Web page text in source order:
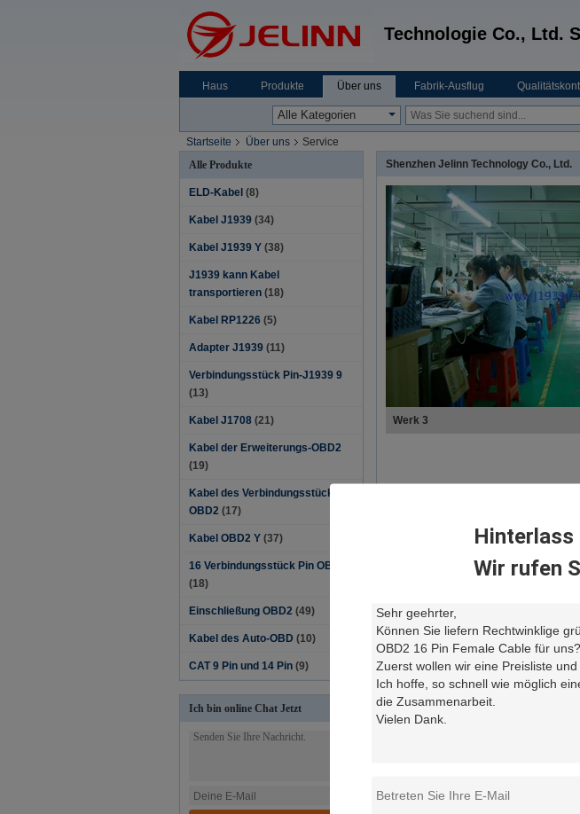
Hinterlass
Wir rufen
Technologie Co., Ltd.
Haus Produkte Über uns Fabrik-Ausflug
Startseite Über uns
Service
Alle Produkte
ELD-Kabel (8)
Kabel J1939 (34)
Kabel J1939 Y (38)
J1939 kann Kabel
transportieren (18)
Kabel RP1226 (5)
Adapter J1939 (11)
Verbindungsstück Pin-J1939 9
(13)
Kabel J1708 (21)
Kabel der Erweiterungs-OBD2
(19)
Kabel des Verbindungsstück-
OBD2 (17)
Kabel OBD2 Y (37)
16 Verbindungsstück Pin OBD2
(18)
Einschließung OBD2 (49)
Kabel des Auto-OBD (10)
CAT 9 Pin und 14 Pin (9)
Ich bin online Chat Jetzt
Shenzhen Jelinn Technology Co., Ltd.
Werk 2
Kundengebundener Service
Kontaktdaten
Shenzhen Jelinn Technology
Co., Ltd.
Ansprechpartner:Mr. Orchard
Telefon: 86-136 9976 7964